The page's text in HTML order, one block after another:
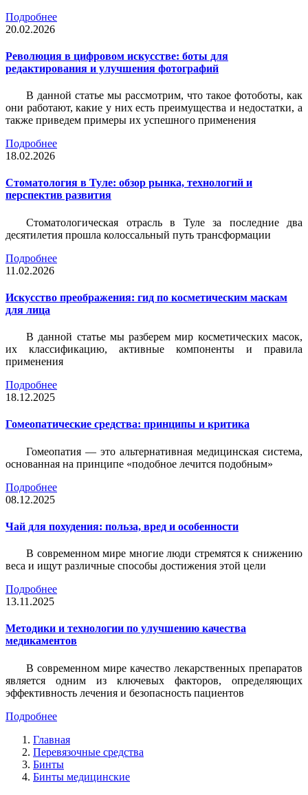
Подробнее
20.02.2026
Революция в цифровом искусстве: боты для
редактирования и улучшения фотографий
В данной статье мы рассмотрим, что такое фотоботы, как
они работают, какие у них есть преимущества и недостатки, а
также приведем примеры их успешного применения
Подробнее
18.02.2026
Стоматология в Туле: обзор рынка, технологий и
перспектив развития
Стоматологическая отрасль в Туле за последние два
десятилетия прошла колоссальный путь трансформации
Подробнее
11.02.2026
Искусство преображения: гид по косметическим маскам
для лица
В данной статье мы разберем мир косметических масок,
их классификацию, активные компоненты и правила
применения
Подробнее
18.12.2025
Гомеопатические средства: принципы и критика
Гомеопатия — это альтернативная медицинская система,
основанная на принципе «подобное лечится подобным»
Подробнее
08.12.2025
Чай для похудения: польза, вред и особенности
В современном мире многие люди стремятся к снижению
веса и ищут различные способы достижения этой цели
Подробнее
13.11.2025
Методики и технологии по улучшению качества
медикаментов
В современном мире качество лекарственных препаратов
является одним из ключевых факторов, определяющих
эффективность лечения и безопасность пациентов
Подробнее
Главная
Перевязочные средства
Бинты
Бинты медицинские